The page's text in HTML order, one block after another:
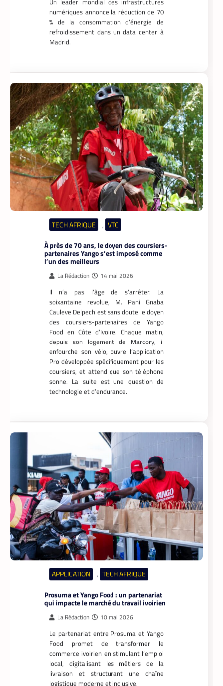
numériques annonce la réduction de 70
% de la consommation d’énergie de
refroidissement dans un data center à
Madrid.
TECH AFRIQUE
VTC
À près de 70 ans, le doyen des coursiers-
partenaires Yango s’est imposé comme
l’un des meilleurs
La Rédaction 14 mai 2026
Il n’a pas l’âge de s’arrêter. La
soixantaine revolue, M. Pani Gnaba
Cauleve Delpech est sans doute le doyen
des coursiers-partenaires de Yango
Food en Côte d’Ivoire. Chaque matin,
depuis son logement de Marcory, il
enfourche son vélo, ouvre l’application
Pro développée spécifiquement pour les
coursiers, et attend que son téléphone
sonne. La suite est une question de
technologie et d’endurance.
APPLICATION
TECH AFRIQUE
Prosuma et Yango Food : un partenariat
qui impacte le marché du travail ivoirien
La Rédaction 10 mai 2026
Le partenariat entre Prosuma et Yango
Food promet de transformer le
commerce ivoirien en stimulant l’emploi
local, digitalisant les métiers de la
livraison et structurant une chaîne
logistique moderne et inclusive.